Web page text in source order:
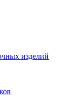
изделий